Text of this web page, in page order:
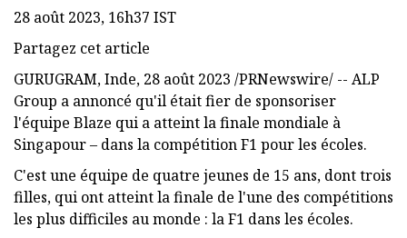
28 août 2023, 16h37 IST
Partagez cet article
GURUGRAM, Inde, 28 août 2023 /PRNewswire/ -- ALP
Group a annoncé qu'il était fier de sponsoriser
l'équipe Blaze qui a atteint la finale mondiale à
Singapour – dans la compétition F1 pour les écoles.
C'est une équipe de quatre jeunes de 15 ans, dont trois
filles, qui ont atteint la finale de l'une des compétitions
les plus difficiles au monde : la F1 dans les écoles.